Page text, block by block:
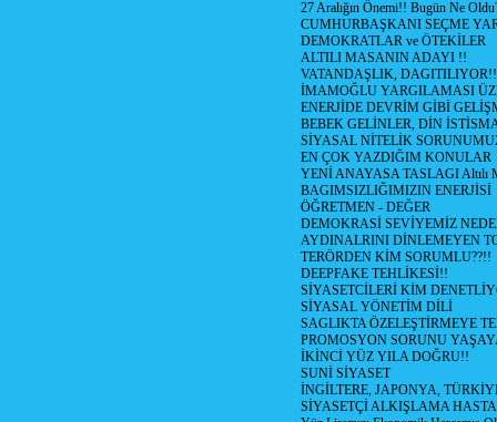
27 Aralığın Önemi!! Bugün Ne
CUMHURBAŞKANI SEÇME
DEMOKRATLAR ve ÖTEKİLER
ALTILI MASANIN ADAYI !!
VATANDAŞLIK, DAGITILIYOR!!
İMAMOĞLU YARGILAMASI
ENERJİDE DEVRİM GİBİ
BEBEK GELİNLER, DİN
SİYASAL NİTELİK
EN ÇOK YAZDIĞIM KONULAR
YENİ ANAYASA TASLAGI Altılı
BAGIMSIZLIĞIMIZIN ENERJİSİ
ÖĞRETMEN - DEĞER
DEMOKRASİ SEVİYEMİZ
AYDINALRINI DİNLEMEYEN
TERÖRDEN KİM SORUMLU??!!
DEEPFAKE TEHLİKESİ!!
SİYASETCİLERİ KİM
SİYASAL YÖNETİM DİLİ
SAGLIKTA ÖZELEŞTİRMEYE
PROMOSYON SORUNU
İKİNCİ YÜZ YILA DOĞRU!!
SUNİ SİYASET
İNGİLTERE, JAPONYA,
SİYASETÇİ ALKIŞLAMA